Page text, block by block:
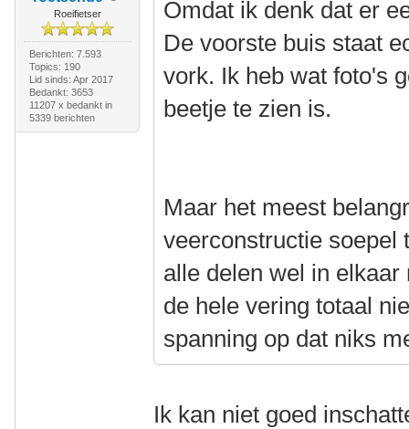
Roeifietser
Berichten: 7.593
Topics: 190
Lid sinds: Apr 2017
Bedankt: 3653
11207 x bedankt in
5339 berichten
Omdat ik denk dat er
De voorste buis staat
vork. Ik heb wat foto's
beetje te zien is.
Maar het meest
veerconstructie soepel
alle delen wel in
de hele vering totaal
spanning op dat niks
Ik kan niet goed